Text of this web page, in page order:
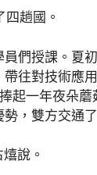
趟國。
們授課。夏
往對技術應
起一年夜朵蘑
，雙方交通
說。